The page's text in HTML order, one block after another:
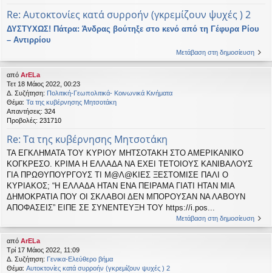
Re: Αυτοκτονίες κατά συρροήν (γκρεμίζουν ψυχές ) 2
ΔΥΣΤΥΧΩΣ! Πάτρα: Άνδρας βούτηξε στο κενό από τη Γέφυρα Ρίου
– Αντιρρίου
Μετάβαση στη δημοσίευση
από ArELa
Τετ 18 Μάιος 2022, 00:23
Δ. Συζήτηση: Πολιτική-Γεωπολιτικά- Κοινωνικά Κινήματα
Θέμα: Τα της κυβέρνησης Μητσοτάκη
Απαντήσεις: 324
Προβολές: 231710
Re: Τα της κυβέρνησης Μητσοτάκη
ΤΑ ΕΓΚΛΗΜΑΤΑ ΤΟΥ ΚΥΡΙΟΥ ΜΗΤΣΟΤΑΚΗ ΣΤΟ ΑΜΕΡΙΚΑΝΙΚΟ
ΚΟΓΚΡΕΣΟ. ΚΡΙΜΑ Η ΕΛΛΑΔΑ ΝΑ ΕΧΕΙ ΤΕΤΟΙΟΥΣ ΚΑΝΙΒΑΛΟΥΣ
ΓΙΑ ΠΡΩΘΥΠΟΥΡΓΟΥΣ ΤΙ Μ@Λ@ΚΙΕΣ ΞΕΣΤΟΜΙΣΕ ΠΑΛΙ Ο
ΚΥΡΙΑΚΟΣ; “Η ΕΛΛΑΔΑ ΗΤΑΝ ΕΝΑ ΠΕΙΡΑΜΑ ΓΙΑΤΙ ΗΤΑΝ ΜΙΑ
ΔΗΜΟΚΡΑΤΙΑ ΠΟΥ ΟΙ ΣΚΛΑΒΟΙ ΔΕΝ ΜΠΟΡΟΥΣΑΝ ΝΑ ΛΑΒΟΥΝ
ΑΠΟΦΑΣΕΙΣ” ΕΙΠΕ ΣΕ ΣΥΝΕΝΤΕΥΞΗ ΤΟΥ https://i.pos...
Μετάβαση στη δημοσίευση
από ArELa
Τρί 17 Μάιος 2022, 11:09
Δ. Συζήτηση: Γενικα-Ελεύθερο βήμα
Θέμα: Αυτοκτονίες κατά συρροήν (γκρεμίζουν ψυχές ) 2